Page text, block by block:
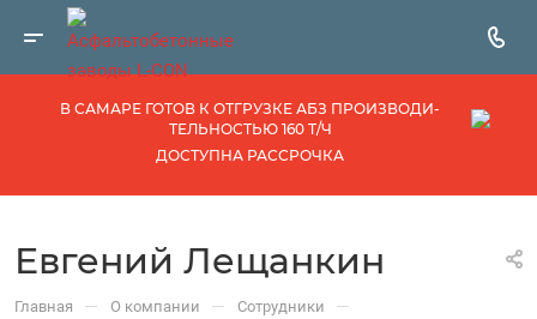
В САМАРЕ ГОТОВ К ОТГРУЗКЕ АБЗ ПРОИЗВОДИ­
ТЕЛЬНОСТЬЮ 160 Т/Ч
ДОСТУПНА РАССРОЧКА
Евгений Лещанкин
Главная — О компании — Сотрудники —